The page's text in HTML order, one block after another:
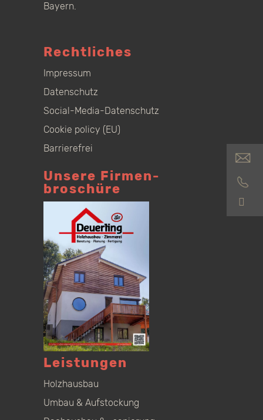
Bayern.
Rechtliches
Impressum
Datenschutz
Social-Media-Datenschutz
Cookie policy (EU)
Barrierefrei
Unsere Firmen­
broschüre
Leistungen
Holzhausbau
Umbau & Aufstockung